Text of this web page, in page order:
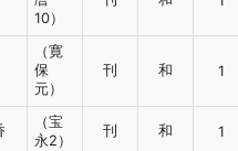
10）
（寛
保
元）
刊 和 1
（宝
永2）
刊 和 1